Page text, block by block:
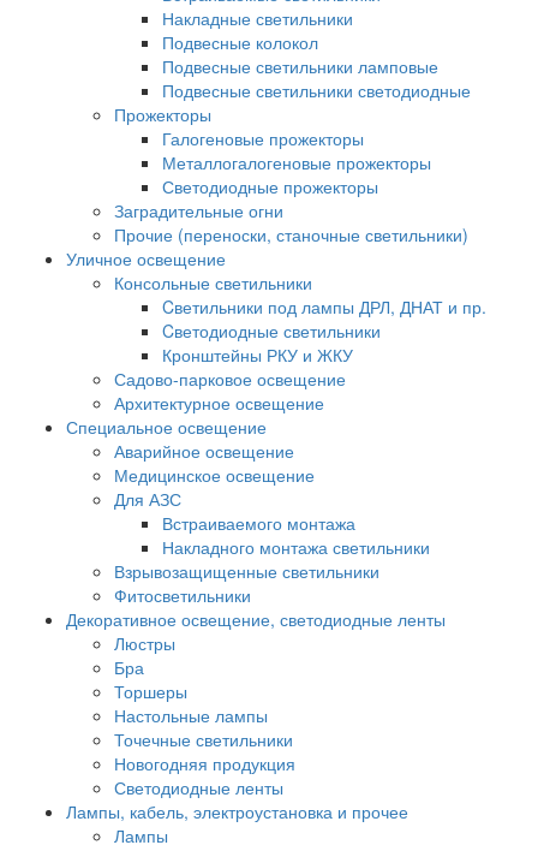
Накладные светильники
Подвесные колокол
Подвесные светильники ламповые
Подвесные светильники светодиодные
Прожекторы
Галогеновые прожекторы
Металлогалогеновые прожекторы
Светодиодные прожекторы
Заградительные огни
Прочие (переноски, станочные светильники)
Уличное освещение
Консольные светильники
Cветильники под лампы ДРЛ, ДНАТ и пр.
Cветодиодные светильники
Кронштейны РКУ и ЖКУ
Садово-парковое освещение
Архитектурное освещение
Специальное освещение
Аварийное освещение
Медицинское освещение
Для АЗС
Встраиваемого монтажа
Накладного монтажа светильники
Взрывозащищенные светильники
Фитосветильники
Декоративное освещение, светодиодные ленты
Люстры
Бра
Торшеры
Настольные лампы
Точечные светильники
Новогодняя продукция
Светодиодные ленты
Лампы, кабель, электроустановка и прочее
Лампы